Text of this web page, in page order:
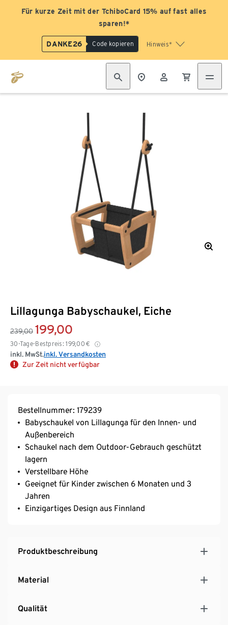
Für kurze Zeit mit der TchiboCard 15% auf fast alles
sparen!*
DANKE26 Code kopieren Hinweis*
Lillagunga Babyschaukel, Eiche
239,00 199,00
30-Tage-Bestpreis: 199,00 €
inkl. MwSt.inkl. Versandkosten
Zur Zeit nicht verfügbar
Bestellnummer: 179239
Babyschaukel von Lillagunga für den Innen- und
Außenbereich
Schaukel nach dem Outdoor-Gebrauch geschützt
lagern
Verstellbare Höhe
Geeignet für Kinder zwischen 6 Monaten und 3
Jahren
Einzigartiges Design aus Finnland
Produktbeschreibung
Material
Qualität